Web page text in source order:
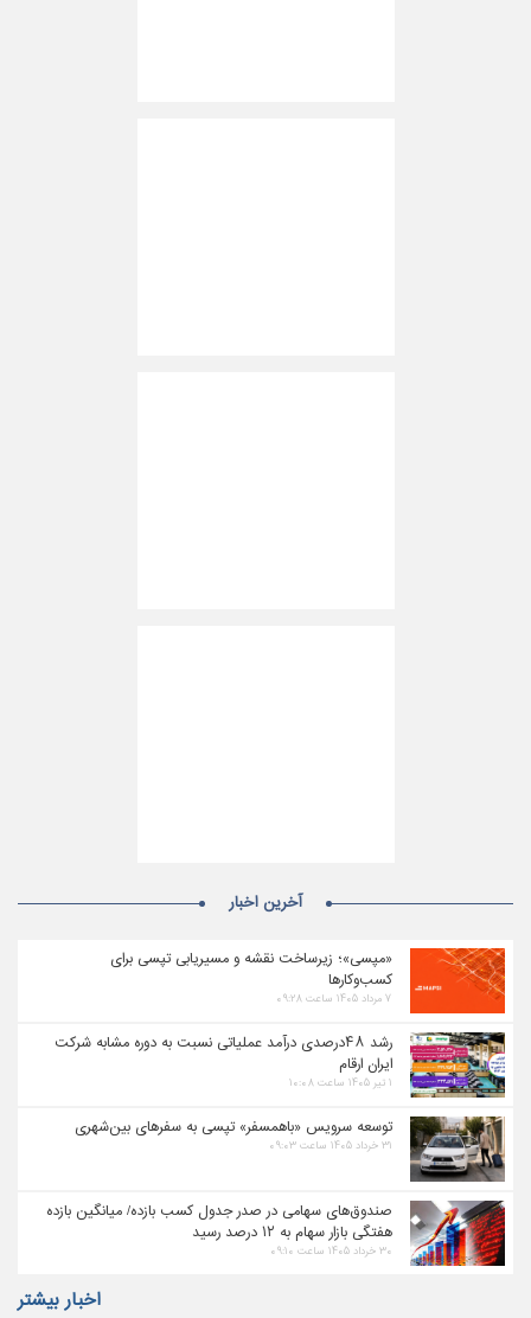
آخرین اخبار
«مپسی»؛ زیرساخت نقشه و مسیریابی تپسی برای
کسب‌وکارها
۷ مرداد ۱۴۰۵ ساعت ۰۹:۲۸
رشد ۴۸درصدی درآمد عملیاتی نسبت به دوره مشابه شرکت
ایران ارقام
۱ تیر ۱۴۰۵ ساعت ۱۰:۰۸
توسعه سرویس «باهمسفر» تپسی به سفرهای بین‌شهری
۳۱ خرداد ۱۴۰۵ ساعت ۰۹:۰۳
صندوق‌های سهامی در صدر جدول کسب بازده/ میانگین بازده
هفتگی بازار سهام به ۱۲ درصد رسید
۳۰ خرداد ۱۴۰۵ ساعت ۰۹:۱۰
اخبار بیشتر